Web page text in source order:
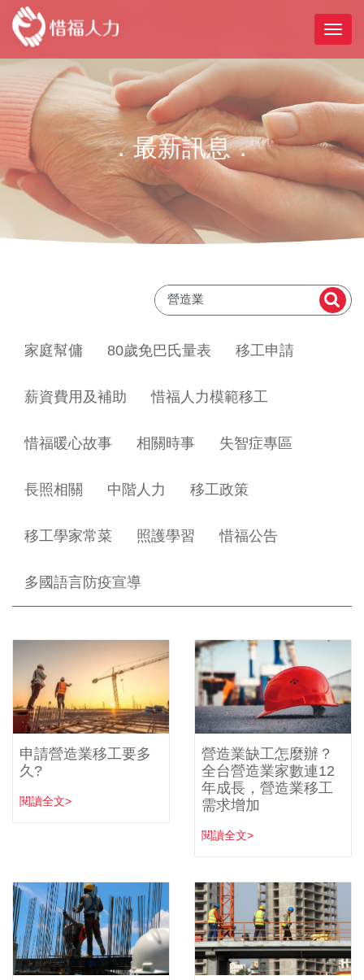
．最新訊息．
家庭幫傭 80歲免巴氏量表 移工申請
薪資費用及補助 惜福人力模範移工
惜福暖心故事 相關時事 失智症專區
長照相關 中階人力 移工政策
移工學家常菜 照護學習 惜福公告
多國語言防疫宣導
申請營造業移工要多
久?
閱讀全文>
營造業缺工怎麼辦？
全台營造業家數連12
年成長，營造業移工
需求增加
閱讀全文>